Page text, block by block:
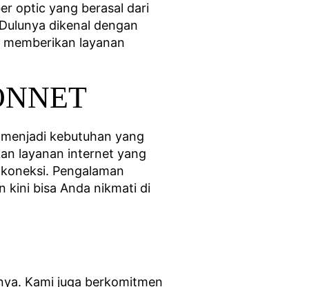
optic yang berasal dari
dikenal dengan
layanan
kebutuhan yang
layanan internet yang
Pengalaman
kini bisa Anda nikmati di
Kami juga berkomitmen